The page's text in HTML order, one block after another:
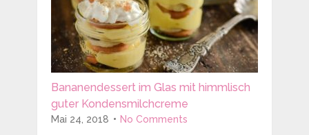
Bananendessert im Glas mit himmlisch
guter Kondensmilchcreme
Mai 24, 2018 No Comments